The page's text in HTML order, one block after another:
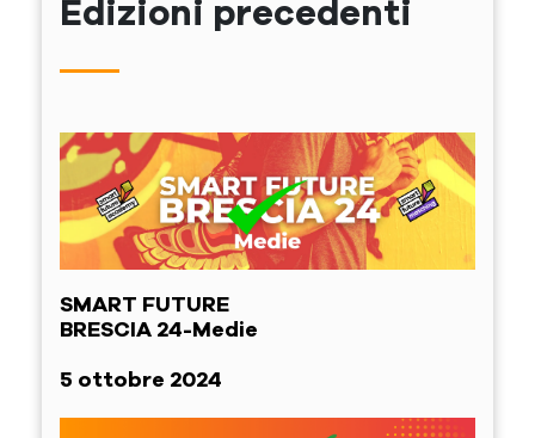
Edizioni precedenti
SMART FUTURE
BRESCIA 24-Medie
5 ottobre 2024